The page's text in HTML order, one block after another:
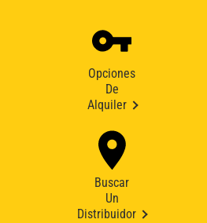
Opciones
De
Alquiler
Buscar
Un
Distribuidor